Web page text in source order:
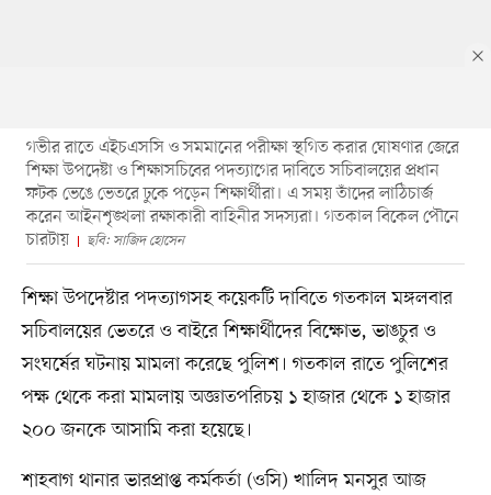
গভীর রাতে এইচএসসি ও সমমানের পরীক্ষা স্থগিত করার ঘোষণার জেরে
শিক্ষা উপদেষ্টা ও শিক্ষাসচিবের পদত্যাগের দাবিতে সচিবালয়ের প্রধান
ফটক ভেঙে ভেতরে ঢুকে পড়েন শিক্ষার্থীরা। এ সময় তাঁদের লাঠিচার্জ
করেন আইনশৃঙ্খলা রক্ষাকারী বাহিনীর সদস্যরা। গতকাল বিকেল পৌনে
চারটায়
ছবি: সাজিদ হোসেন
শিক্ষা উপদেষ্টার পদত্যাগসহ কয়েকটি দাবিতে গতকাল মঙ্গলবার
সচিবালয়ের ভেতরে ও বাইরে শিক্ষার্থীদের বিক্ষোভ, ভাঙচুর ও
সংঘর্ষের ঘটনায় মামলা করেছে পুলিশ। গতকাল রাতে পুলিশের
পক্ষ থেকে করা মামলায় অজ্ঞাতপরিচয় ১ হাজার থেকে ১ হাজার
২০০ জনকে আসামি করা হয়েছে।
শাহবাগ থানার ভারপ্রাপ্ত কর্মকর্তা (ওসি) খালিদ মনসুর আজ